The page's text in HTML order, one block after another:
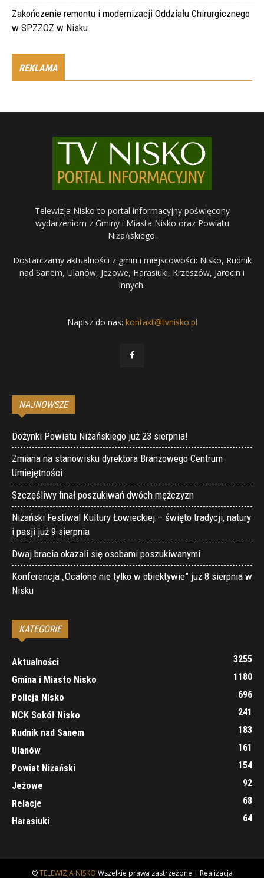
Zakończenie remontu i modernizacji Oddziału Chirurgicznego
w SPZZOZ w Nisku
REKLAMA
Telewizja Nisko to portal informacyjny poświęcony
wydarzeniom z Gminy i Miasta Nisko oraz Powiatu
Niżańskiego.
Dostarczamy aktualności z gmin i miejscowości: Nisko, Rudnik
nad Sanem, Ulanów, Jeżowe, Harasiuki, Krzeszów, Jarocin i
innych.
Napisz do nas: kontakt@tvnisko.pl
NAJNOWSZE
Dożynki Powiatu Niżańskiego już 23 sierpnia!
Zmiana na stanowisku dyrektora Branżowego Centrum
Umiejętności
Szczęśliwy finał poszukiwań dwóch mężczyzn
Niżański Festiwal Kultury Łowieckiej – święto tradycji, natury
i pasji już 9 sierpnia
Dwaj bracia okazali się osobami poszukiwanymi
Konferencja „Ocalone nie tylko w obiektywie” już 8 sierpnia w
Nisku
KATEGORIE
Aktualności
3255
Gmina i Miasto Nisko
1180
Policja Nisko
696
NCK Sokół Nisko
241
Rudnik nad Sanem
183
Ulanów
161
Powiat Niżański
154
Jeżowe
92
Relacje
68
Harasiuki
64
©TELEWIZJA NISKO Wszelkie prawa zastrzeżone | Realizacja